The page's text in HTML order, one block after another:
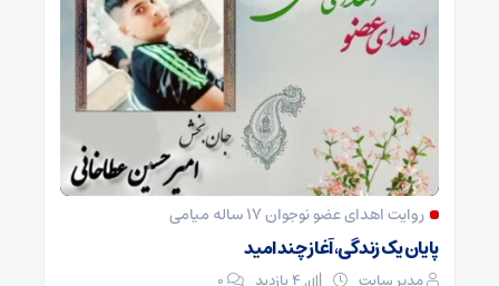
روایت اهدای عضو نوجوان ۱۷ ساله میامی
پایان یک زندگی، آغاز چند امید